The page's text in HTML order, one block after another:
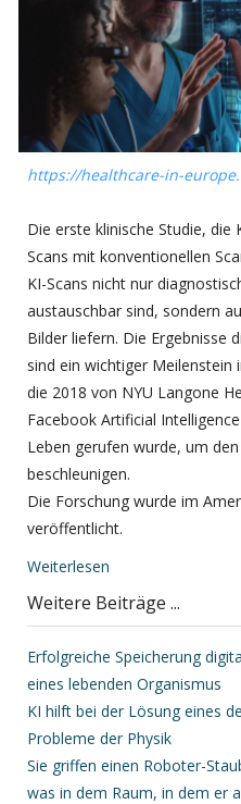
https://healthcare-in-
Die erste klinische Studie, die
Scans mit konventionellen
KI-Scans nicht nur
austauschbar sind, sondern
Bilder liefern. Die Ergebnisse
sind ein wichtiger Meilenstein
die 2018 von NYU Langone
Facebook Artificial
Leben gerufen wurde, um
beschleunigen.
Die Forschung wurde im
veröffentlicht.
Weiterlesen
Weitere Beiträge ...
Erfolgreiche Speicherung
eines lebenden Organismus
KI hilft bei der Lösung eines
Probleme der Physik
Sie griffen einen Roboter-
was in dem Raum, in dem er